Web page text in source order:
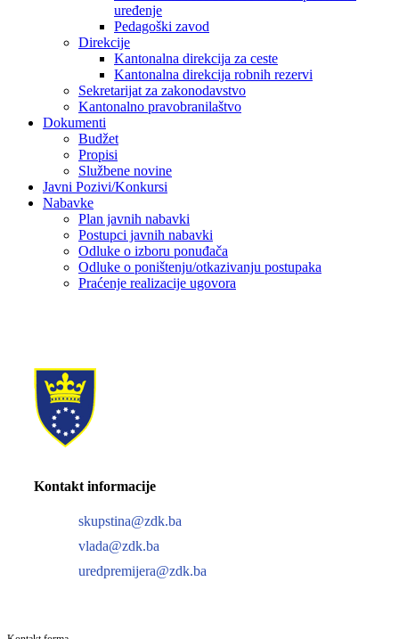
uređenje
Pedagoški zavod
Direkcije
Kantonalna direkcija za ceste
Kantonalna direkcija robnih rezervi
Sekretarijat za zakonodavstvo
Kantonalno pravobranilaštvo
Dokumenti
Budžet
Propisi
Službene novine
Javni Pozivi/Konkursi
Nabavke
Plan javnih nabavki
Postupci javnih nabavki
Odluke o izboru ponuđača
Odluke o poništenju/otkazivanju postupaka
Praćenje realizacije ugovora
Kontakt informacije
skupstina@zdk.ba
vlada@zdk.ba
uredpremijera@zdk.ba